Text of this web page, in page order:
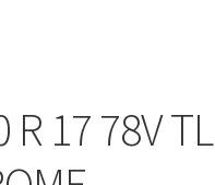
17 78V TL